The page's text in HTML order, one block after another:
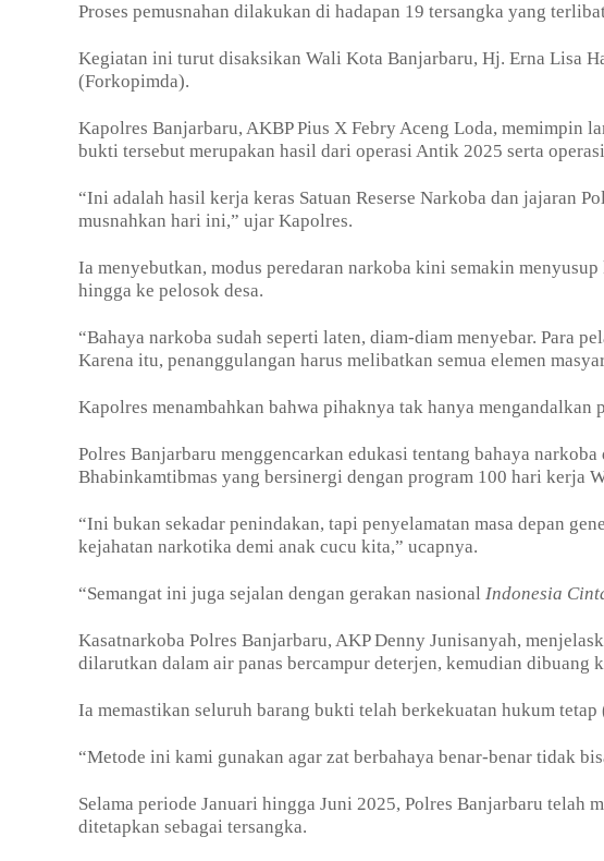
Proses pemusnahan dilakukan di hadapan 19 tersangka yang
Kegiatan ini turut disaksikan Wali Kota Banjarbaru, Hj. Erna Lisa
(Forkopimda).
Kapolres Banjarbaru, AKBP Pius X Febry Aceng Loda, memimpin
bukti tersebut merupakan hasil dari operasi Antik 2025 serta
“Ini adalah hasil kerja keras Satuan Reserse Narkoba dan jajaran
musnahkan hari ini,” ujar Kapolres.
Ia menyebutkan, modus peredaran narkoba kini semakin
hingga ke pelosok desa.
“Bahaya narkoba sudah seperti laten, diam-diam menyebar. Para
Karena itu, penanggulangan harus melibatkan semua elemen
Kapolres menambahkan bahwa pihaknya tak hanya
Polres Banjarbaru menggencarkan edukasi tentang bahaya
Bhabinkamtibmas yang bersinergi dengan program 100 hari kerja
“Ini bukan sekadar penindakan, tapi penyelamatan masa depan
kejahatan narkotika demi anak cucu kita,” ucapnya.
“Semangat ini juga sejalan dengan gerakan nasional Indonesia
Kasatnarkoba Polres Banjarbaru, AKP Denny Junisanyah,
dilarutkan dalam air panas bercampur deterjen, kemudian dibuang
Ia memastikan seluruh barang bukti telah berkekuatan hukum
“Metode ini kami gunakan agar zat berbahaya benar-benar tidak
Selama periode Januari hingga Juni 2025, Polres Banjarbaru telah
ditetapkan sebagai tersangka.